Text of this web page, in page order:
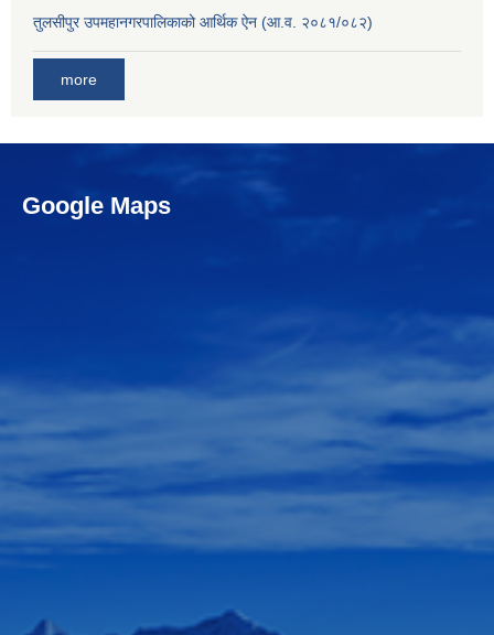
तुलसीपुर उपमहानगरपालिकाको आर्थिक ऐन (आ.व. २०८१/०८२)
more
Google Maps